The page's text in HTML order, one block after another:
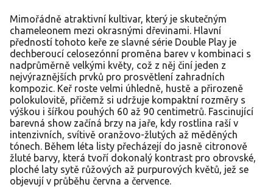
Mimořádně atraktivní kultivar, který je skutečným
chameleonem mezi okrasnými dřevinami. Hlavní
předností tohoto keře ze slavné série Double Play je
dechberoucí celosezónní proměna barev v kombinaci s
nadprůměrně velkými květy, což z něj činí jeden z
nejvýraznějších prvků pro prosvětlení zahradních
kompozic. Keř roste velmi úhledně, hustě a přirozeně
polokulovitě, přičemž si udržuje kompaktní rozměry s
výškou i šířkou pouhých 60 až 90 centimetrů. Fascinující
barevná show začíná brzy na jaře, kdy rostlina raší v
intenzivních, svítivě oranžovo-žlutých až měděných
tónech. Během léta listy přecházejí do jasně citronově
žluté barvy, která tvoří dokonalý kontrast pro obrovské,
ploché laty sytě růžových až purpurových květů, jež se
objevují v průběhu června a července.